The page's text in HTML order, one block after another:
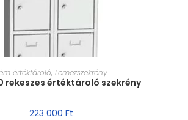
MÉRET VÁLASZTÁSA
értéktároló, Lemezszekrény
rekeszes értéktároló szekrény
223 000 Ft